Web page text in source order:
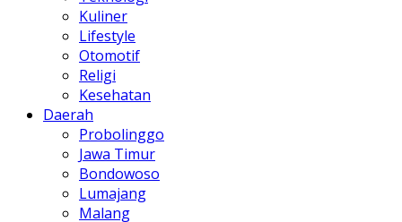
Kuliner
Lifestyle
Otomotif
Religi
Kesehatan
Daerah
Probolinggo
Jawa Timur
Bondowoso
Lumajang
Malang